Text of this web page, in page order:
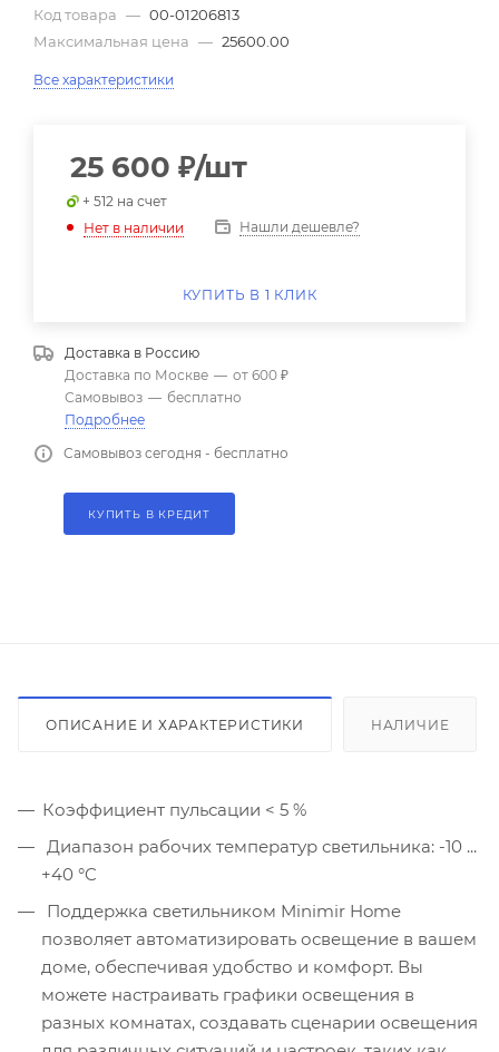
Код товара — 00-01206813
Максимальная цена — 25600.00
Все характеристики
25 600 ₽/шт
+ 512 на счет
Нет в наличии
Нашли дешевле?
КУПИТЬ В 1 КЛИК
Доставка в Россию
Доставка по Москве — от 600 ₽
Самовывоз — бесплатно
Подробнее
Самовывоз сегодня - бесплатно
КУПИТЬ В КРЕДИТ
ОПИСАНИЕ И ХАРАКТЕРИСТИКИ НАЛИЧИЕ
Коэффициент пульсации < 5 %
Диапазон рабочих температур светильника: -10 ...
+40 °C
Поддержка светильником Minimir Home
позволяет автоматизировать освещение в вашем
доме, обеспечивая удобство и комфорт. Вы
можете настраивать графики освещения в
разных комнатах, создавать сценарии освещения